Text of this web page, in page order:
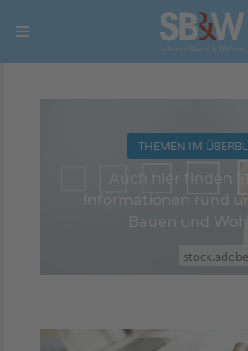
THEMEN IM
Auch hier finden
Informationen rund
Bauen und